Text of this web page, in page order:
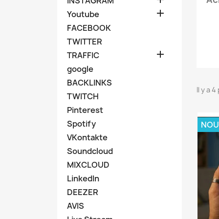
Youtube 
FACEBOOK
TWITTER
TRAFFIC

google
BACKLINKS
TWITCH
Pinterest
Spotify
VKontakte
Soundcloud
MIXCLOUD
LinkedIn
DEEZER
AVIS
Il y a